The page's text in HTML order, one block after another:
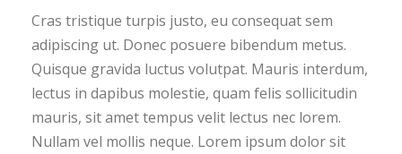
Cras tristique turpis justo, eu consequat sem
adipiscing ut. Donec posuere bibendum metus.
Quisque gravida luctus volutpat. Mauris interdum,
lectus in dapibus molestie, quam felis sollicitudin
mauris, sit amet tempus velit lectus nec lorem.
Nullam vel mollis neque. Lorem ipsum dolor sit